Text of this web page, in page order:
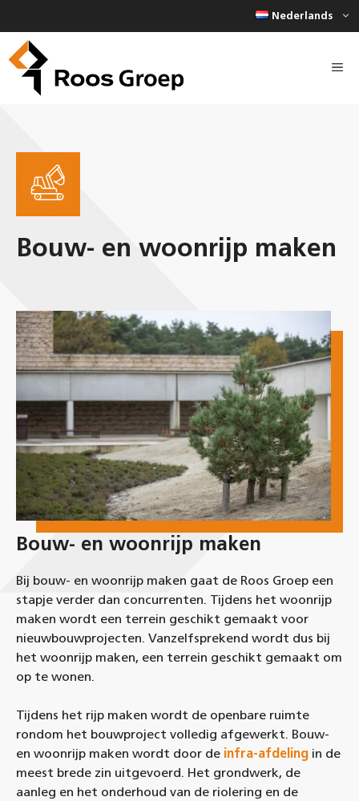
inhoud
Nederlands
Bouw- en woonrijp maken
Bouw- en woonrijp maken
Bij bouw- en woonrijp maken gaat de Roos Groep een
stapje verder dan concurrenten. Tijdens het woonrijp
maken wordt een terrein geschikt gemaakt voor
nieuwbouwprojecten. Vanzelfsprekend wordt dus bij
het woonrijp maken, een terrein geschikt gemaakt om
op te wonen.
Tijdens het rijp maken wordt de openbare ruimte
rondom het bouwproject volledig afgewerkt. Bouw-
en woonrijp maken wordt door de infra-afdeling in de
meest brede zin uitgevoerd. Het grondwerk, de
aanleg en het onderhoud van de riolering en de